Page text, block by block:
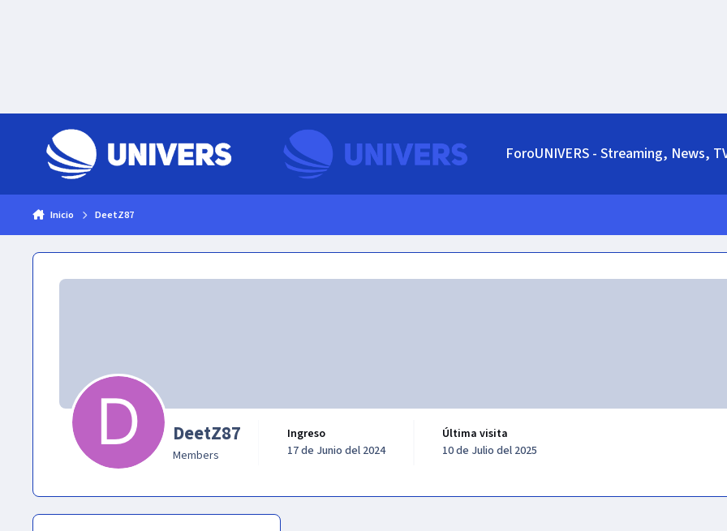
ForoUNIVERS - Streaming, News,
Inicio DeetZ87
DeetZ87
Members
Ingreso
17 de Junio del 2024
Última visita
10 de Julio del 2025